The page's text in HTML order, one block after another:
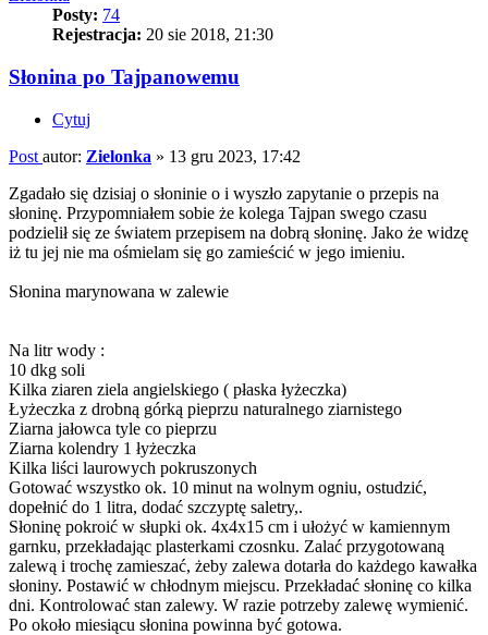
Posty: 74
Rejestracja: 20 sie 2018, 21:30
Słonina po Tajpanowemu
Cytuj
Post autor: Zielonka » 13 gru 2023, 17:42
Zgadało się dzisiaj o słoninie o i wyszło zapytanie o przepis na
słoninę. Przypomniałem sobie że kolega Tajpan swego czasu
podzielił się ze światem przepisem na dobrą słoninę. Jako że widzę
iż tu jej nie ma ośmielam się go zamieścić w jego imieniu.
Słonina marynowana w zalewie
Na litr wody :
10 dkg soli
Kilka ziaren ziela angielskiego ( płaska łyżeczka)
Łyżeczka z drobną górką pieprzu naturalnego ziarnistego
Ziarna jałowca tyle co pieprzu
Ziarna kolendry 1 łyżeczka
Kilka liści laurowych pokruszonych
Gotować wszystko ok. 10 minut na wolnym ogniu, ostudzić,
dopełnić do 1 litra, dodać szczyptę saletry,.
Słoninę pokroić w słupki ok. 4x4x15 cm i ułożyć w kamiennym
garnku, przekładając plasterkami czosnku. Zalać przygotowaną
zalewą i trochę zamieszać, żeby zalewa dotarła do każdego kawałka
słoniny. Postawić w chłodnym miejscu. Przekładać słoninę co kilka
dni. Kontrolować stan zalewy. W razie potrzeby zalewę wymienić.
Po około miesiącu słonina powinna być gotowa.